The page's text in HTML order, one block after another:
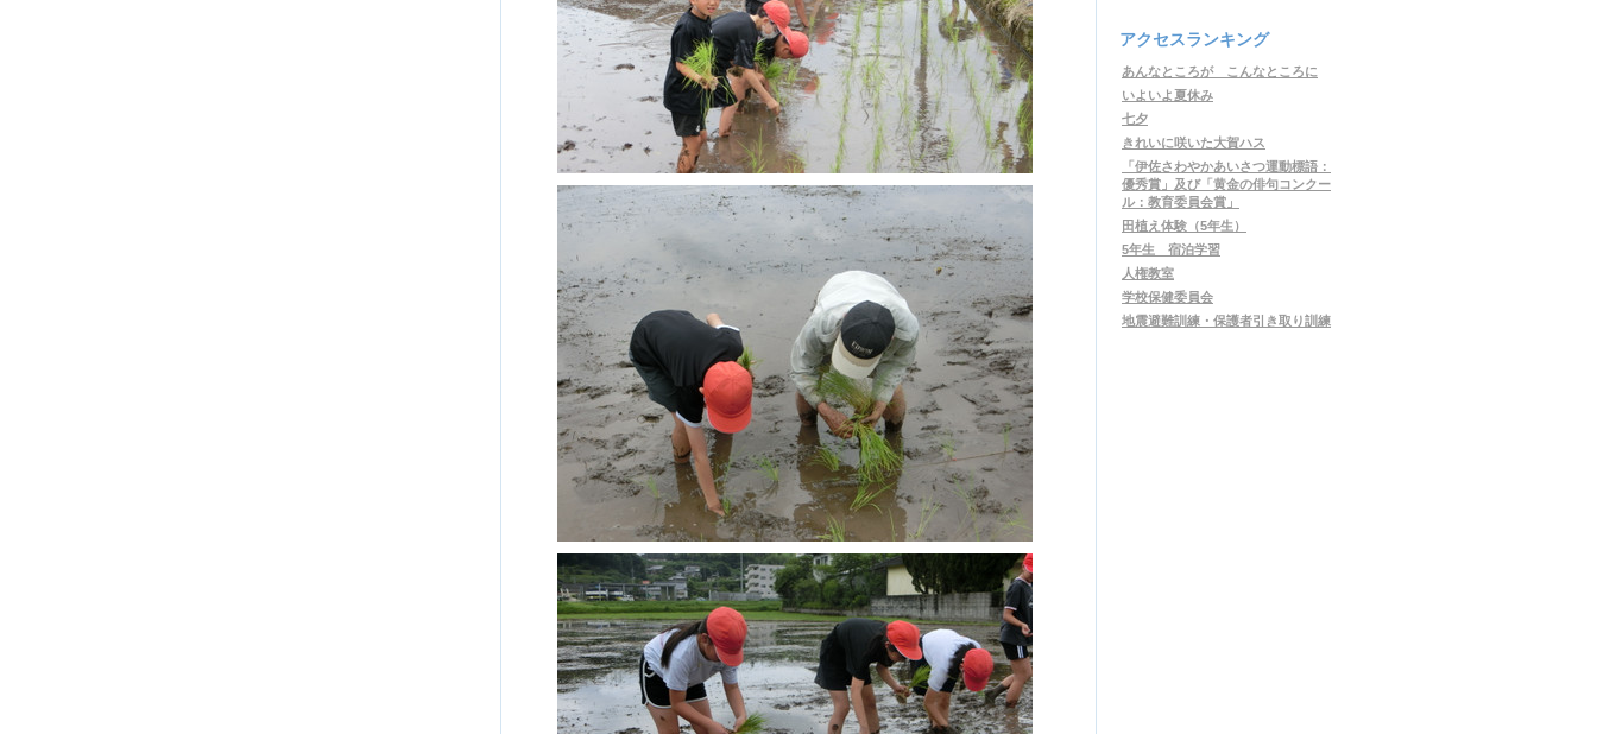
アクセスランキング
あんなところが こんなところに
いよいよ夏休み
七夕
きれいに咲いた大賀ハス
「伊佐さわやかあいさつ運動標語：
優秀賞」及び「黄金の俳句コンクー
ル：教育委員会賞」
田植え体験（5年生）
5年生 宿泊学習
人権教室
学校保健委員会
地震避難訓練・保護者引き取り訓練